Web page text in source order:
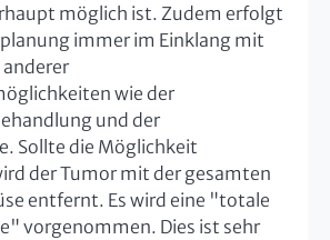
möglich ist. Zudem erfolgt
immer im Einklang mit
wie der
und der
Sollte die Möglichkeit
der Tumor mit der gesamten
entfernt. Es wird eine "totale
vorgenommen. Dies ist sehr